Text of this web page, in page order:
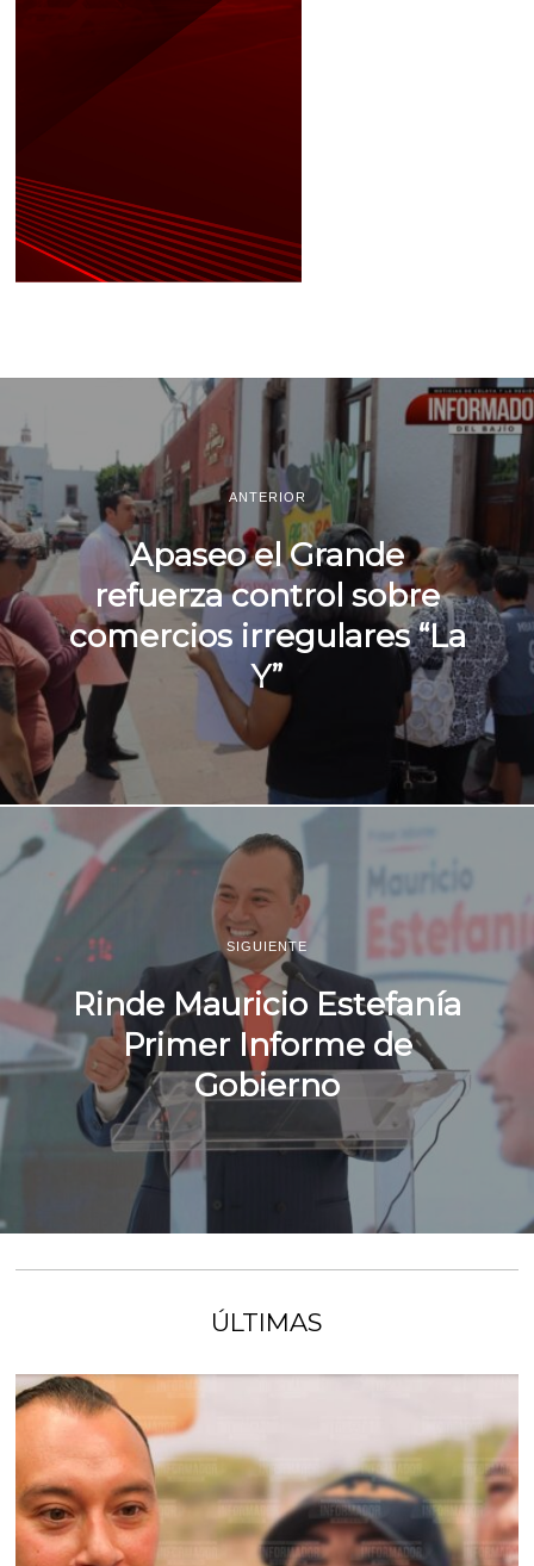
ANTERIOR
Apaseo el Grande
refuerza control sobre
comercios irregulares “La
Y”
SIGUIENTE
Rinde Mauricio Estefanía
Primer Informe de
Gobierno
ÚLTIMAS